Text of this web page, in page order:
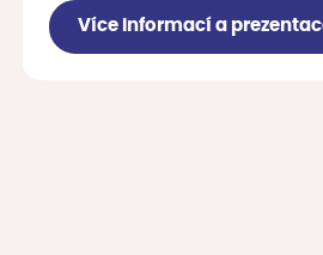
Více informací a